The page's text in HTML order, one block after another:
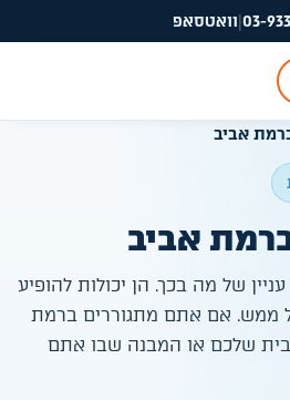
03-
|וואטסאפ
אביב
אביב
של מה בכך. הן יכולות להופיע
ממש. אם אתם מתגוררים ברמת
שלכם או המבנה שבו אתם